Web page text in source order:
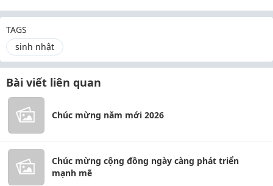
TAGS
sinh nhật
Bài viết liên quan
Chúc mừng năm mới 2026
Chúc mừng cộng đồng ngày càng phát triển
mạnh mẽ